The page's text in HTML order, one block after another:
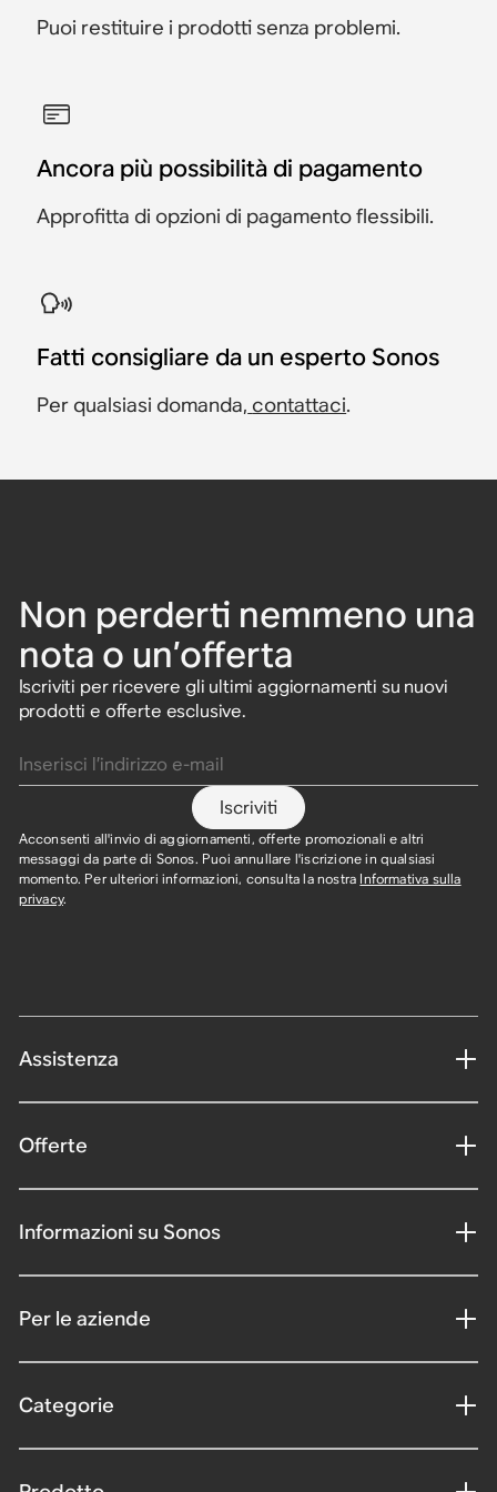
Puoi restituire i prodotti senza problemi.
Ancora più possibilità di pagamento
Approfitta di opzioni di pagamento flessibili.
Fatti consigliare da un esperto Sonos
Per qualsiasi domanda, contattaci.
Non perderti nemmeno una
nota o un’offerta
Iscriviti per ricevere gli ultimi aggiornamenti su nuovi
prodotti e offerte esclusive.
Iscriviti
Acconsenti all'invio di aggiornamenti, offerte promozionali e altri
messaggi da parte di Sonos. Puoi annullare l'iscrizione in qualsiasi
momento. Per ulteriori informazioni, consulta la nostra Informativa sulla
privacy.
Assistenza
Offerte
Informazioni su Sonos
Per le aziende
Categorie